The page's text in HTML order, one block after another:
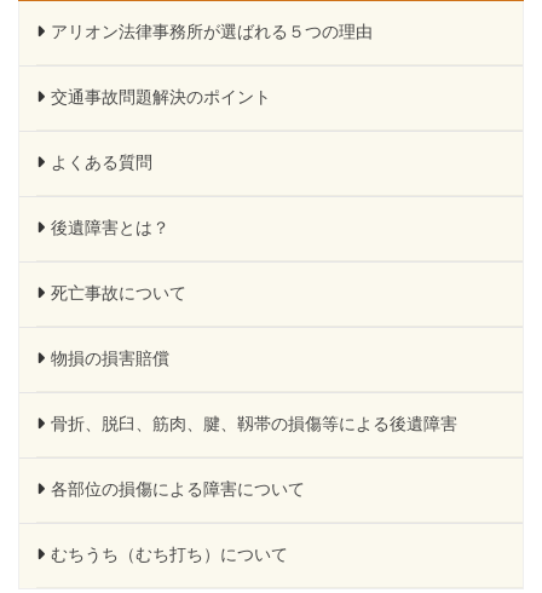
アリオン法律事務所が選ばれる５つの理由
交通事故問題解決のポイント
よくある質問
後遺障害とは？
死亡事故について
物損の損害賠償
骨折、脱臼、筋肉、腱、靱帯の損傷等による後遺障害
各部位の損傷による障害について
むちうち（むち打ち）について